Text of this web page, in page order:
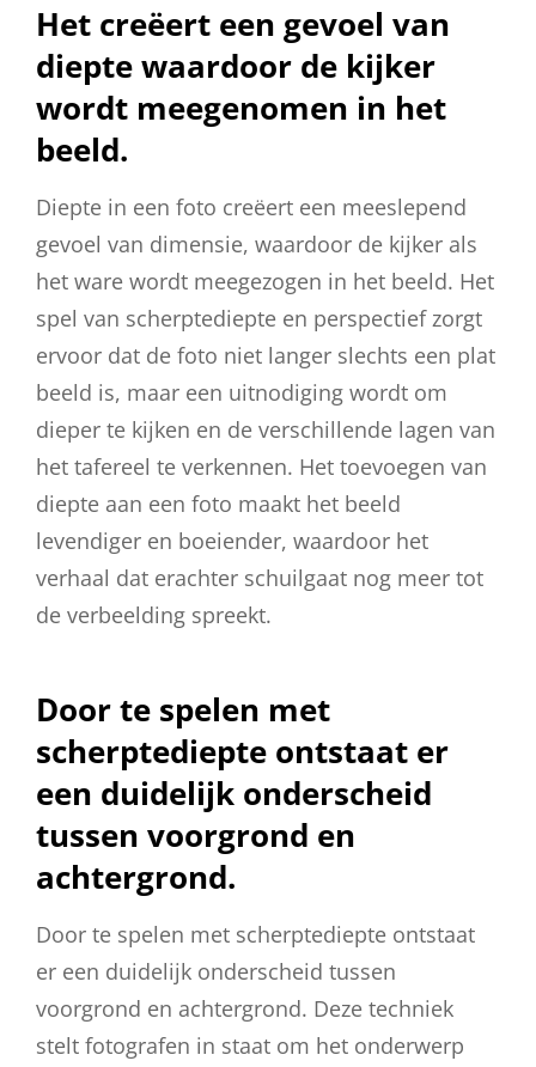
Het creëert een gevoel van
diepte waardoor de kijker
wordt meegenomen in het
beeld.
Diepte in een foto creëert een meeslepend
gevoel van dimensie, waardoor de kijker als
het ware wordt meegezogen in het beeld. Het
spel van scherptediepte en perspectief zorgt
ervoor dat de foto niet langer slechts een plat
beeld is, maar een uitnodiging wordt om
dieper te kijken en de verschillende lagen van
het tafereel te verkennen. Het toevoegen van
diepte aan een foto maakt het beeld
levendiger en boeiender, waardoor het
verhaal dat erachter schuilgaat nog meer tot
de verbeelding spreekt.
Door te spelen met
scherptediepte ontstaat er
een duidelijk onderscheid
tussen voorgrond en
achtergrond.
Door te spelen met scherptediepte ontstaat
er een duidelijk onderscheid tussen
voorgrond en achtergrond. Deze techniek
stelt fotografen in staat om het onderwerp